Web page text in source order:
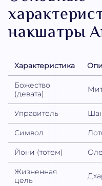
накшатры
Характеристика
Божество
(девата)
Управитель
Символ
Йони (тотем)
Жизненная
цель